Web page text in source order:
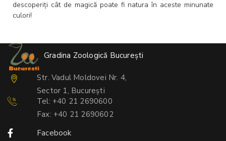
descoperiți cât de magică poate fi natura în aceste minunate
culori!
Gradina Zoologică București
Str. Vadul Moldovei Nr. 4,
Sector 1, București
Tel: +40 21 2690600
Fax: +40 21 2690602
Facebook